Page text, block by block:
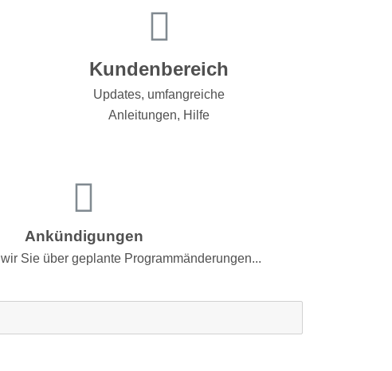
Kundenbereich
Updates, umfangreiche
Anleitungen, Hilfe
Ankündigungen
Sie über geplante Programmänderungen...